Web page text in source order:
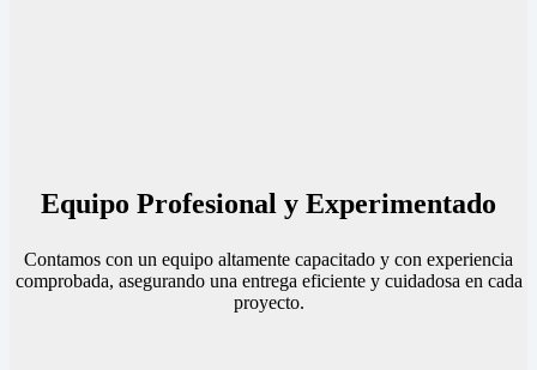
Equipo Profesional y Experimentado
Contamos con un equipo altamente capacitado y con experiencia
comprobada, asegurando una entrega eficiente y cuidadosa en cada
proyecto.